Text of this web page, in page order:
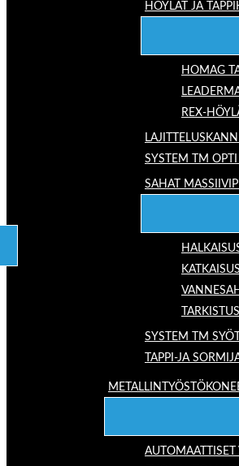
HÖYLÄT JA
HOMAG
REX-
SYSTEM TM OPTI
SAHAT
SYSTEM TM
TAPPI-JA
AUTOMAATTISET